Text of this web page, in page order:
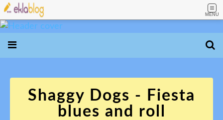
MENU
Shaggy Dogs - Fiesta
blues and roll